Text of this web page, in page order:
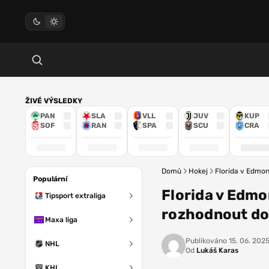
ŽIVÉ VÝSLEDKY
PAN
SOF
SLA
RAN
VLL
SPA
JUV
SCU
KUP
CRA
Populární
Tipsport extraliga
Maxa liga
NHL
Domů Hokej Florida v
Florida v
rozhodnout
Publikováno 15. 06.
Od Lukáš Karas